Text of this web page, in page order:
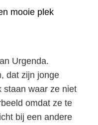
mooie plek
Urgenda.
dat zijn jonge
staan waar ze niet
omdat ze te
bij een andere